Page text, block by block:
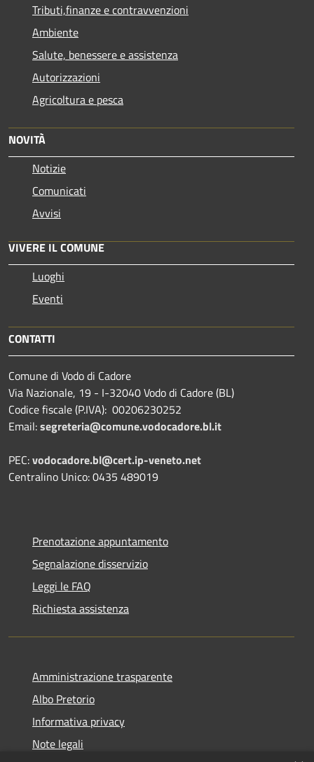
Tributi,finanze e contravvenzioni
Ambiente
Salute, benessere e assistenza
Autorizzazioni
Agricoltura e pesca
NOVITÀ
Notizie
Comunicati
Avvisi
VIVERE IL COMUNE
Luoghi
Eventi
CONTATTI
Comune di Vodo di Cadore
Via Nazionale, 19 - I-32040 Vodo di Cadore (BL)
Codice fiscale (P.IVA): 00206230252
Email:segreteria@comune.vodocadore.bl.it
PEC:vodocadore.bl@cert.ip-veneto.net
Centralino Unico: 0435 489019
Prenotazione appuntamento
Segnalazione disservizio
Leggi le FAQ
Richiesta assistenza
Amministrazione trasparente
Albo Pretorio
Informativa privacy
Note legali